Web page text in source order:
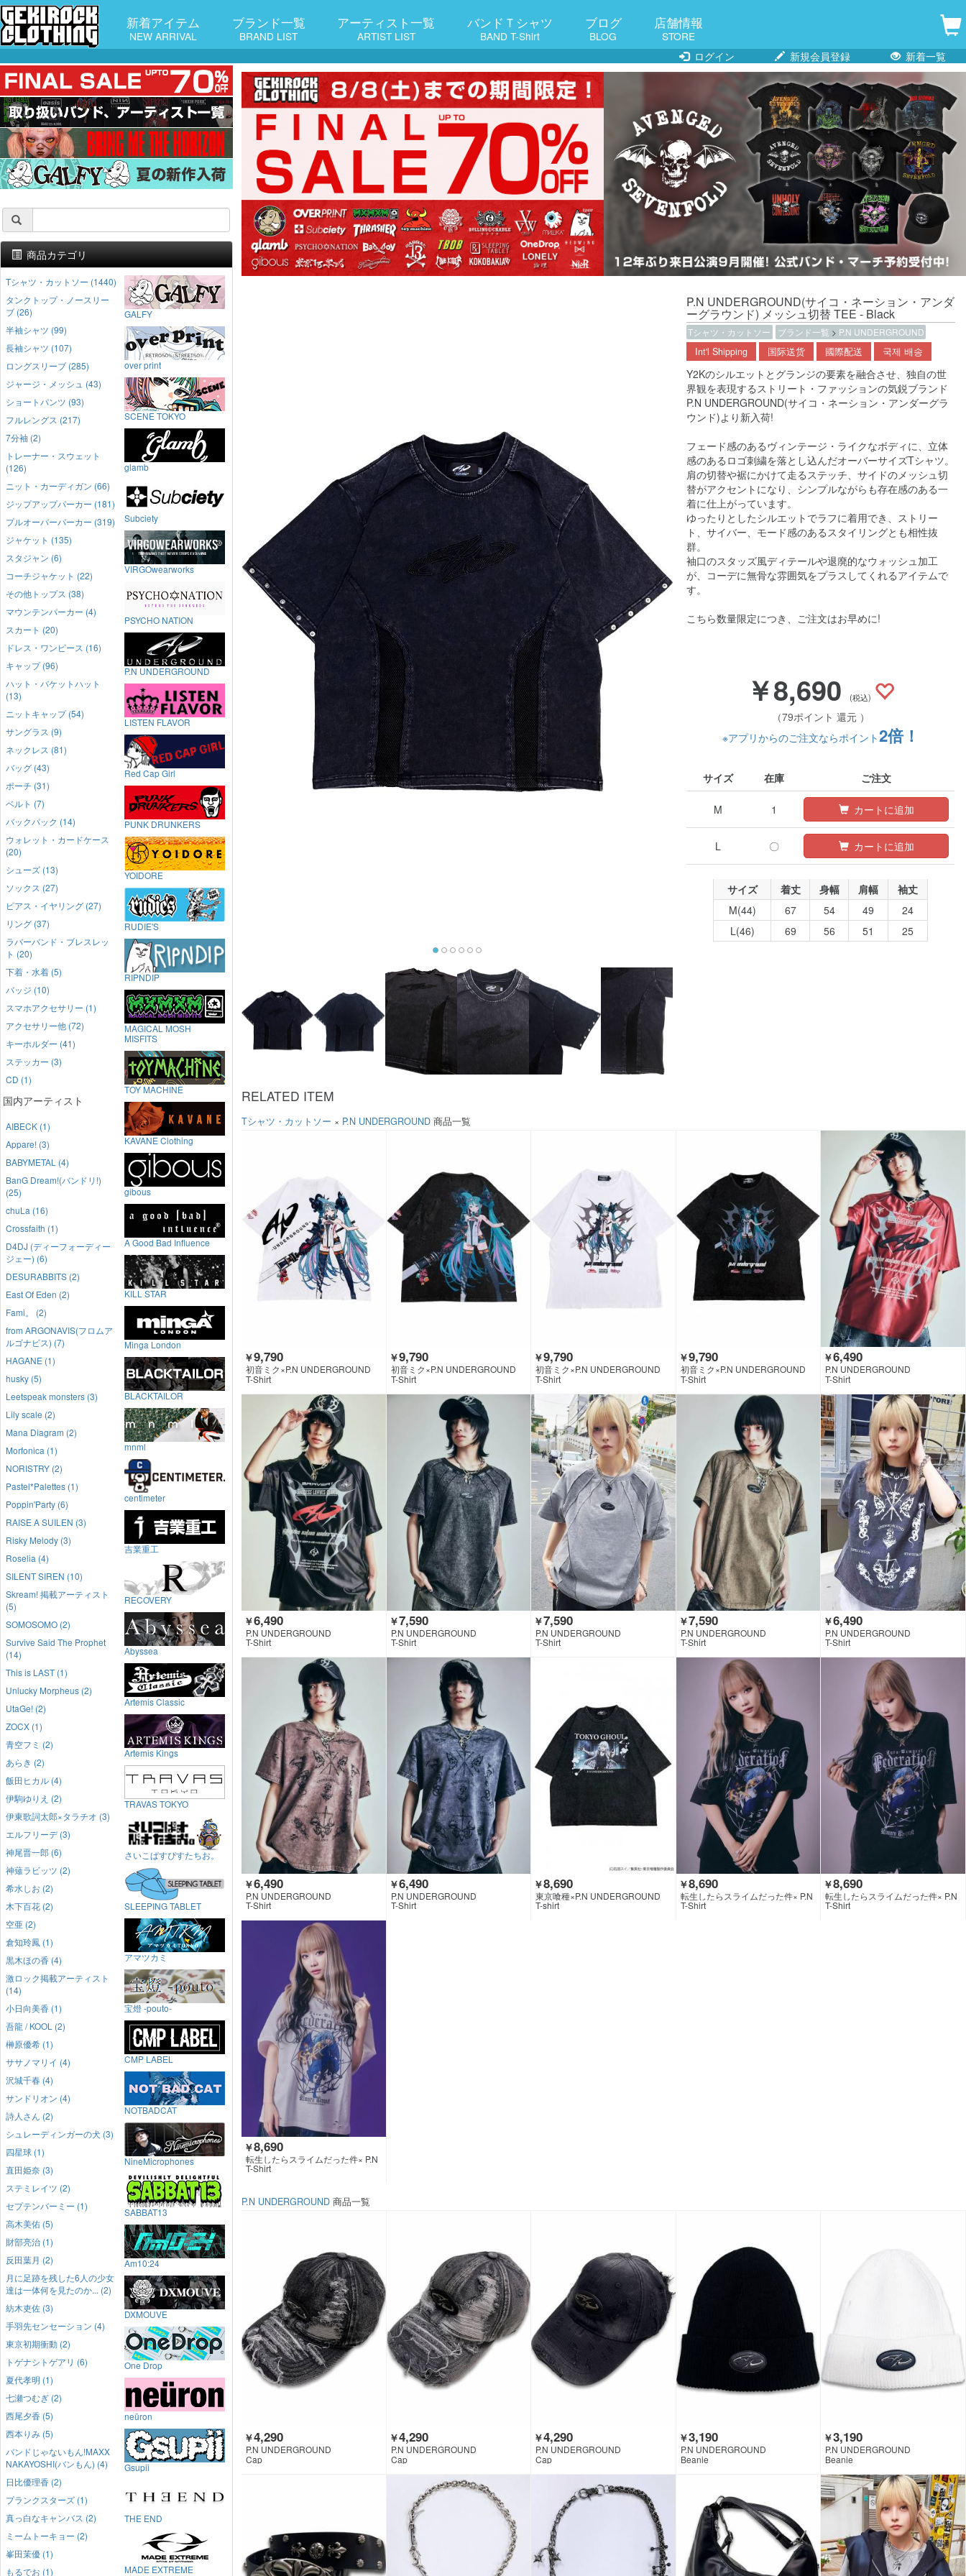
新着アイテム
NEW ARRIVAL
ブランド一覧
BRAND LIST
アーティスト一覧
ARTIST LIST
バンドＴシャツ
BAND T-Shirt
ブログ
BLOG
店舗情報
STORE
ログイン
新規会員登録 新着一覧
P.N UNDERGROUND(サイコ・ネーション・アンダ
ーグラウンド) メッシュ切替 TEE - Black
Tシャツ・カットソー ブランド一覧 > P.N UNDERGROUND
Int'l Shipping 国际送货 國際配送 국제 배송
Y2Kのシルエットとグランジの要素を融合させ、独自の世
界観を表現するストリート・ファッションの気鋭ブランド
P.N UNDERGROUND(サイコ・ネーション・アンダーグラ
ウンド)より新入荷!
フェード感のあるヴィンテージ・ライクなボディに、立体
感のあるロゴ刺繍を落とし込んだオーバーサイズTシャツ。
肩の切替や裾にかけて走るステッチ、サイドのメッシュ切
替がアクセントになり、シンプルながらも存在感のある一
着に仕上がっています。
ゆったりとしたシルエットでラフに着用でき、ストリー
ト、サイバー、モード感のあるスタイリングとも相性抜
群。
袖口のスタッズ風ディテールや退廃的なウォッシュ加工
が、コーデに無骨な雰囲気をプラスしてくれるアイテムで
す。
こちら数量限定につき、ご注文はお早めに!
￥8,690 (税込)
（79ポイント 還元 ）
※アプリからのご注文ならポイント2倍！
サイズ 在庫 ご注文
M 1 カートに追加
L 〇 カートに追加
サイズ 着丈 身幅 肩幅
袖丈
M(44)
67 54 49
24
L(46)
69 56 51 25
RELATED ITEM
Tシャツ・カットソー × P.N UNDERGROUND 商品一覧
￥9,790
初音ミク×P.N UNDERGROUND
T-Shirt
￥9,790
初音ミク×P.N UNDERGROUND
T-Shirt
￥9,790
初音ミク×P.N UNDERGROUND
T-Shirt
￥9,790
初音ミク×P.N UNDERGROUND
T-Shirt
￥6,490
P.N UNDERGROUND
T-Shirt
￥6,490
P.N UNDERGROUND
T-Shirt
￥7,590
P.N UNDERGROUND
T-Shirt
￥7,590
P.N UNDERGROUND
T-Shirt
￥7,590
P.N UNDERGROUND
T-Shirt
￥6,490
P.N UNDERGROUND
T-Shirt
￥6,490
P.N UNDERGROUND
T-Shirt
￥6,490
P.N UNDERGROUND
T-Shirt
￥8,690
東京喰種×P.N UNDERGROUND
T-shirt
￥8,690
転生したらスライムだった件× P.N
UNDERGROUND
T-Shirt
￥8,690
転生したらスライムだった件× P.N
UNDERGROUND
T-Shirt
￥8,690
転生したらスライムだった件× P.N
UNDERGROUND
T-Shirt
P.N UNDERGROUND 商品一覧
￥4,290
P.N UNDERGROUND
Cap
￥4,290
P.N UNDERGROUND
Cap
￥4,290
P.N UNDERGROUND
Cap
￥3,190
P.N UNDERGROUND
Beanie
￥3,190
P.N UNDERGROUND
Beanie
商品カテゴリ
Tシャツ・カットソー (1440)
タンクトップ・ノースリー
ブ (26)
半袖シャツ (99)
長袖シャツ (107)
ロングスリーブ (285)
ジャージ・メッシュ (43)
ショートパンツ (93)
フルレングス (217)
7分袖 (2)
トレーナー・スウェット
(126)
ニット・カーディガン (66)
ジップアップパーカー (181)
プルオーバーパーカー (319)
ジャケット (135)
スタジャン (6)
コーチジャケット (22)
その他トップス (38)
マウンテンパーカー (4)
スカート (20)
ドレス・ワンピース (16)
キャップ (96)
ハット・バケットハット
(13)
ニットキャップ (54)
サングラス (9)
ネックレス (81)
バッグ (43)
ポーチ (31)
ベルト (7)
バックパック (14)
ウォレット・カードケース
(20)
シューズ (13)
ソックス (27)
ピアス・イヤリング (27)
リング (37)
ラバーバンド・ブレスレッ
ト (20)
下着・水着 (5)
バッジ (10)
スマホアクセサリー (1)
アクセサリー他 (72)
キーホルダー (41)
ステッカー (3)
CD (1)
国内アーティスト
AIBECK (1)
Appare! (3)
BABYMETAL (4)
BanG Dream!(バンドリ!)
(25)
chuLa (16)
Crossfaith (1)
D4DJ (ディーフォーディー
ジェー) (6)
DESURABBITS (2)
East Of Eden (2)
Fami。 (2)
from ARGONAVIS(フロムア
ルゴナビス) (7)
HAGANE (1)
husky (5)
Leetspeak monsters (3)
Lily scale (2)
Mana Diagram (2)
Morfonica (1)
NORISTRY (2)
Pastel*Palettes (1)
Poppin'Party (6)
RAISE A SUILEN (3)
Risky Melody (3)
Roselia (4)
SILENT SIREN (10)
Skream! 掲載アーティスト
(5)
SOMOSOMO (2)
Survive Said The Prophet
(14)
This is LAST (1)
Unlucky Morpheus (2)
UtaGe! (2)
ZOCX (1)
青空フミ (2)
あらき (2)
飯田ヒカル (4)
伊駒ゆりえ (2)
伊東歌詞太郎×タラチオ (3)
エルフリーデ (3)
神尾晋一郎 (6)
神薙ラビッツ (2)
希水しお (2)
木下百花 (2)
空亜 (2)
倉知玲鳳 (1)
黒木ほの香 (4)
激ロック掲載アーティスト
(14)
小日向美香 (1)
吾龍 / KOOL (2)
榊原優希 (1)
ササノマリイ (4)
沢城千春 (4)
サンドリオン (4)
詩人さん (2)
シュレーディンガーの犬 (3)
四星球 (1)
直田姫奈 (3)
ステミレイツ (2)
セプテンバーミー (1)
高木美佑 (5)
財部亮治 (1)
反田葉月 (2)
月に足跡を残した6人の少女
達は一体何を見たのか... (2)
紡木吏佐 (3)
手羽先センセーション (4)
東京初期衝動 (2)
トゲナシトゲアリ (6)
夏代孝明 (1)
七瀬つむぎ (2)
西尾夕香 (5)
西本りみ (5)
バンドじゃないもん!MAXX
NAKAYOSHI(バンもん) (4)
日比優理香 (2)
プランクスターズ (1)
真っ白なキャンバス (2)
ミームトーキョー (2)
峯田茉優 (1)
もるでお (1)
GALFY
over print
SCENE TOKYO
glamb
Subciety
VIRGOwearworks
PSYCHO NATION
P.N UNDERGROUND
LISTEN FLAVOR
Red Cap Girl
PUNK DRUNKERS
YOIDORE
RUDIE'S
RIPNDIP
MAGICAL MOSH
MISFITS
TOY MACHINE
KAVANE Clothing
gibous
A Good Bad Influence
KILL STAR
Minga London
BLACKTAILOR
mnml
centimeter
吉業重工
RECOVERY
Abyssea
Artemis Classic
Artemis Kings
TRAVAS TOKYO
さいこぱすぴすたちお。
SLEEPING TABLET
アマツカミ
宝燈 -pouto-
CMP LABEL
NOTBADCAT
NineMicrophones
SABBAT13
Am10:24
DXMOUVE
One Drop
neüron
Gsupii
THE END
MADE EXTREME